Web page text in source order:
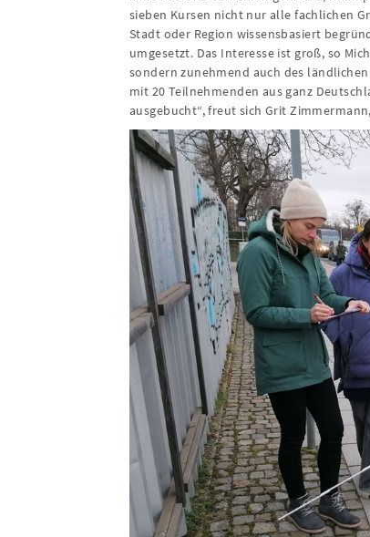
sieben Kursen nicht nur alle fachlichen
Stadt oder Region wissensbasiert
umgesetzt. Das Interesse ist groß, so
sondern zunehmend auch des
mit 20 Teilnehmenden aus ganz
ausgebucht“, freut sich Grit